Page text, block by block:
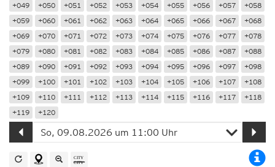
+049
+050 +051 +052 +053 +054 +055 +056 +057
+058
+059
+060 +061 +062 +063 +064 +065 +066 +067
+068
+069
+070 +071 +072 +073 +074 +075 +076 +077
+078
+079
+080 +081 +082 +083 +084 +085 +086 +087
+088
+089
+090 +091 +092 +093 +094 +095 +096 +097
+098
+099
+100 +101 +102 +103 +104 +105 +106 +107
+108
+109
+110 +111 +112 +113 +114 +115 +116 +117
+118
+119
+120